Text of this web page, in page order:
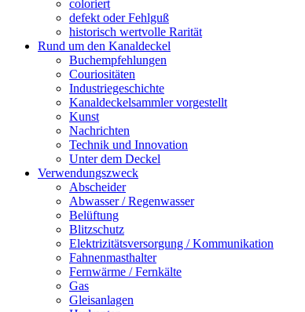
coloriert
defekt oder Fehlguß
historisch wertvolle Rarität
Rund um den Kanaldeckel
Buchempfehlungen
Couriositäten
Industriegeschichte
Kanaldeckelsammler vorgestellt
Kunst
Nachrichten
Technik und Innovation
Unter dem Deckel
Verwendungszweck
Abscheider
Abwasser / Regenwasser
Belüftung
Blitzschutz
Elektrizitätsversorgung / Kommunikation
Fahnenmasthalter
Fernwärme / Fernkälte
Gas
Gleisanlagen